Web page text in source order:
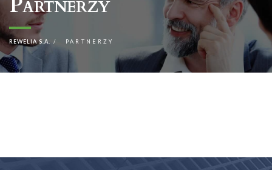
REWELIA S.A. PARTNERZY